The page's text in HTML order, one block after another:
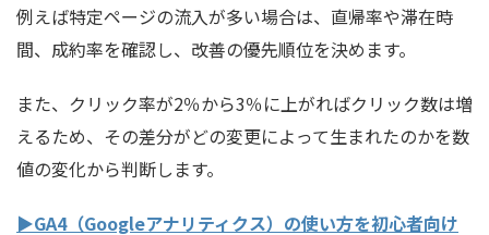
例えば特定ページの流入が多い場合は、直帰率や滞在時
間、成約率を確認し、改善の優先順位を決めます。
また、クリック率が2％から3％に上がればクリック数は増
えるため、その差分がどの変更によって生まれたのかを数
値の変化から判断します。
▶GA4（Googleアナリティクス）の使い方を初心者向け